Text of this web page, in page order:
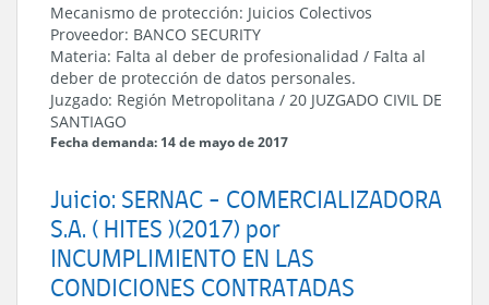
Mecanismo de protección: Juicios Colectivos
Proveedor: BANCO SECURITY
Materia: Falta al deber de profesionalidad / Falta al
deber de protección de datos personales.
Juzgado: Región Metropolitana / 20 JUZGADO CIVIL DE
SANTIAGO
Fecha demanda: 14 de mayo de 2017
Juicio: SERNAC - COMERCIALIZADORA
S.A. ( HITES )(2017) por
INCUMPLIMIENTO EN LAS
CONDICIONES CONTRATADAS